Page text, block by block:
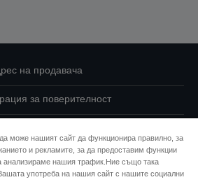
на продавача
за поверителност
се с нас за Вашите данни
да може нашият сайт да функционира правилно, за
и рекламите, за да предоставим функции
анализираме нашия трафик.Ние също така
употреба на нашия сайт с нашите социални